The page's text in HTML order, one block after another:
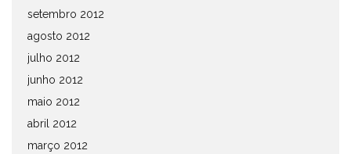
setembro 2012
agosto 2012
julho 2012
junho 2012
maio 2012
abril 2012
março 2012